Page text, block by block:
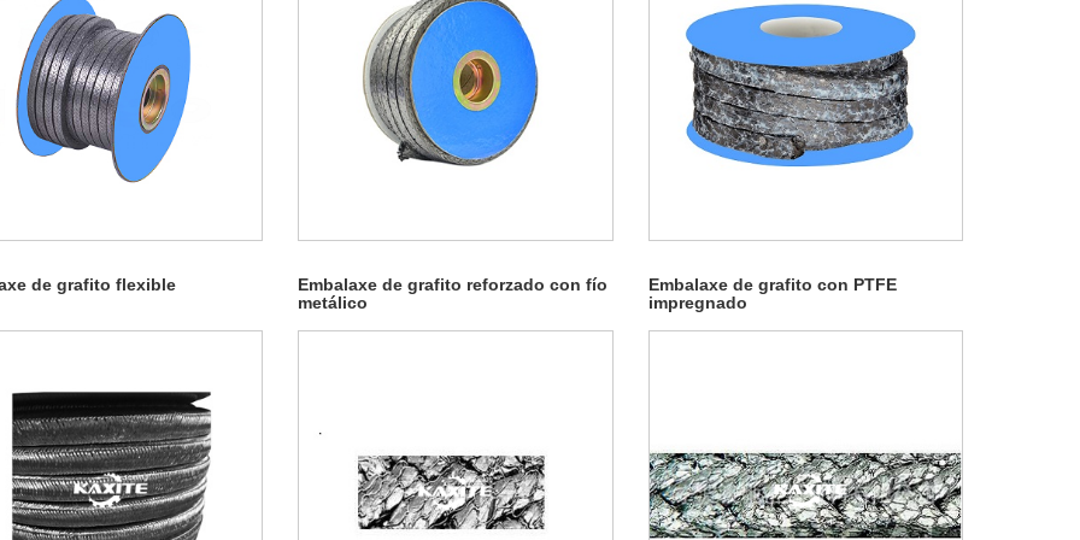
de grafito flexible
Embalaxe de grafito reforzado con fío
metálico
Embalaxe de grafito con PTFE
impregnado